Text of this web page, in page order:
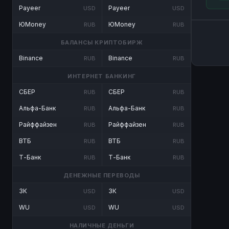
Payeer USD
ЮMoney RUB
Payeer USD
ЮMoney RUB
БАЛАНСЫ КРИПТОБИРЖ
Binance RUB Binance RUB
ИНТЕРНЕТ БАНКИНГ
СБЕР RUB
Альфа-Банк RUB
Райффайзен RUB
ВТБ RUB
Т-Банк RUB
СБЕР RUB
Альфа-Банк RUB
Райффайзен RUB
ВТБ RUB
Т-Банк RUB
ДЕНЕЖНЫЕ ПЕРЕВОДЫ
ЗК USD
WU USD
ЗК USD
WU USD
НАЛИЧНЫЕ ДЕНЬГИ